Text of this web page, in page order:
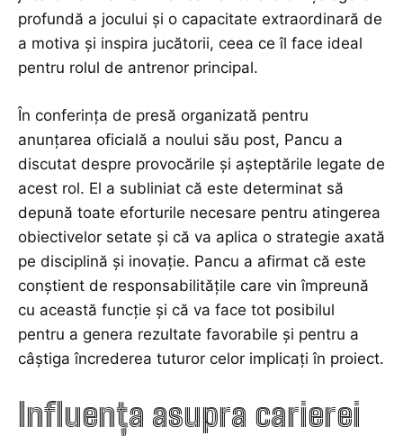
profundă a jocului și o capacitate extraordinară de
a motiva și inspira jucătorii, ceea ce îl face ideal
pentru rolul de antrenor principal.
În conferința de presă organizată pentru
anunțarea oficială a noului său post, Pancu a
discutat despre provocările și așteptările legate de
acest rol. El a subliniat că este determinat să
depună toate eforturile necesare pentru atingerea
obiectivelor setate și că va aplica o strategie axată
pe disciplină și inovație. Pancu a afirmat că este
conștient de responsabilitățile care vin împreună
cu această funcție și că va face tot posibilul
pentru a genera rezultate favorabile și pentru a
câștiga încrederea tuturor celor implicați în proiect.
Influența asupra carierei